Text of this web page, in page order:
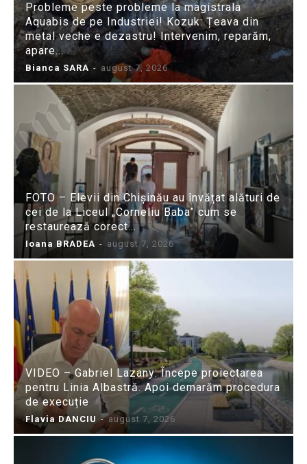
Probleme peste probleme la magistrala
Aquabis de pe Industriei! Kozuk: Țeava din
metal veche e dezastru! Intervenim, reparăm,
apare...
Bianca SARA - august 7, 2026
FOTO – Elevii din Chișinău au învățat alături de
cei de la Liceul „Corneliu Baba” cum se
restaurează corect...
Ioana BRADEA - august 7, 2026
VIDEO – Gabriel Lazany: Începe proiectarea
pentru Linia Albastră. Apoi demarăm procedura
de execuție
Flavia DANCIU - august 7, 2026